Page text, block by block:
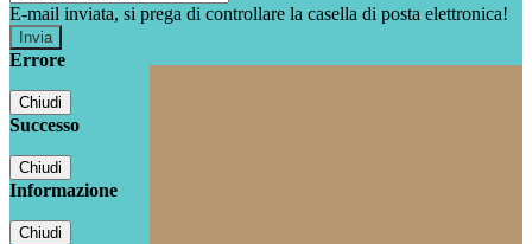
E-mail inviata, si prega di controllare la casella di posta elettronica!
Errore
Chiudi
Successo
Chiudi
Informazione
Chiudi